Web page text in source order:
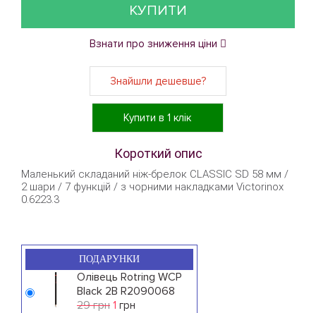
КУПИТИ
Взнати про зниження ціни
Знайшли дешевше?
Купити в 1 клік
Короткий опис
Маленький складаний ніж-брелок CLASSIC SD 58 мм /
2 шари / 7 функцій / з чорними накладками Victorinox
0.6223.3
ПОДАРУНКИ
Олівець Rotring WCP
Black 2B R2090068
29 грн 1 грн